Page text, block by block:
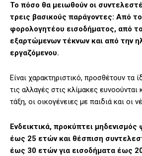
Το πόσο θα μειωθούν οι
τρεις βασικούς παράγοντες: Από
φορολογητέου εισοδήματος, από
εξαρτώμενων τέκνων και από την
εργαζόμενου.
Είναι χαρακτηριστικό, προσθέτουν τα
τις αλλαγές στις κλίμακες
τάξη, οι οικογένειες με παιδιά και οι
Ενδεικτικά, προκύπτει μηδενισμός
έως 25 ετών και θέσπιση
έως 30 ετών για εισοδήματα έως